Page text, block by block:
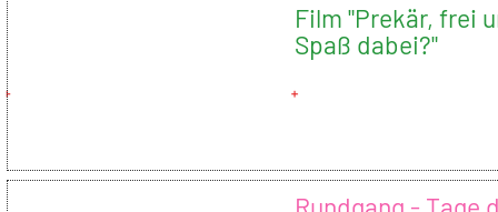
Film "Prekär, frei
Spaß dabei?"